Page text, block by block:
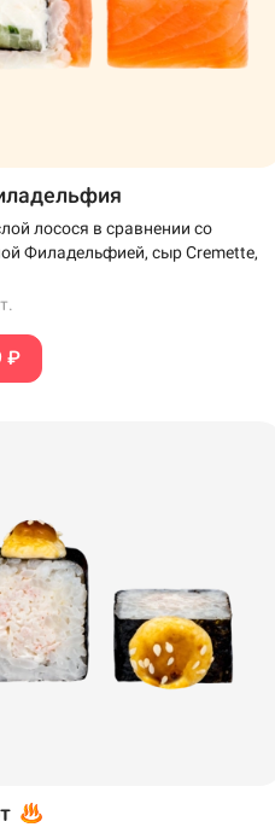
лосося в сравнении со
Филадельфией, сыр Cremette,
₽